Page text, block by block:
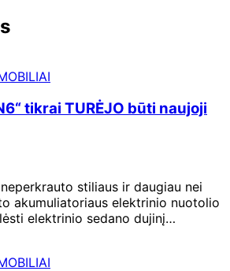
tikrai TURĖJO būti naujoji
stiliaus ir daugiau nei
akumuliatoriaus elektrinio nuotolio
elektrinio sedano dujinį…